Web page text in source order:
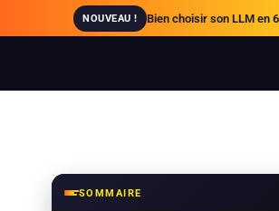
NOUVEAU ! Bien choisir son LLM en
SOMMAIRE